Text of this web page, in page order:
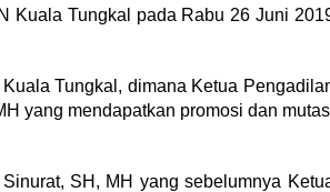
Kuala Tungkal pada Rabu 26 Juni
Tungkal, dimana Ketua
yang mendapatkan promosi dan
SH, MH yang sebelumnya